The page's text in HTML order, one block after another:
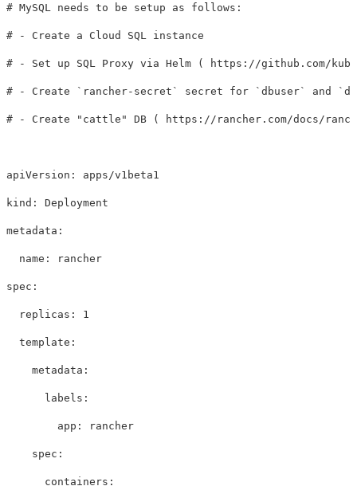
# MySQL needs to be setup as follows:
# - Create a Cloud SQL instance
# - Set up SQL Proxy via Helm ( https://github.com/
# - Create `rancher-secret` secret for `dbuser` and
# - Create "cattle" DB ( https://rancher.com/docs/
apiVersion : apps/v1beta1
kind : Deployment
metadata :
name : rancher
spec :
replicas : 1
template :
metadata :
labels :
app : rancher
spec :
containers :